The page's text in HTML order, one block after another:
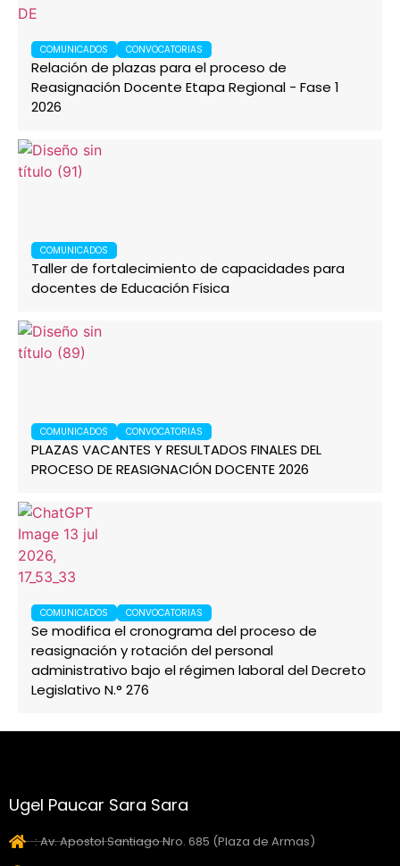
COMUNICADOS CONVOCATORIAS
Relación de plazas para el proceso de
Reasignación Docente Etapa Regional - Fase 1
2026
COMUNICADOS
Taller de fortalecimiento de capacidades para
docentes de Educación Física
COMUNICADOS CONVOCATORIAS
PLAZAS VACANTES Y RESULTADOS FINALES DEL
PROCESO DE REASIGNACIÓN DOCENTE 2026
COMUNICADOS CONVOCATORIAS
Se modifica el cronograma del proceso de
reasignación y rotación del personal
administrativo bajo el régimen laboral del Decreto
Legislativo N.° 276
Ugel Paucar Sara Sara
: Av. Apostol Santiago Nro. 685 (Plaza de Armas)